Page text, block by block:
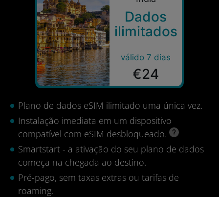
Dados
ilimitados
válido 7 dias
€24
Plano de dados eSIM ilimitado uma única vez.
Instalação imediata em um dispositivo
compatível com eSIM desbloqueado.
Smartstart - a ativação do seu plano de dados
começa na chegada ao destino.
Pré-pago, sem taxas extras ou tarifas de
roaming.